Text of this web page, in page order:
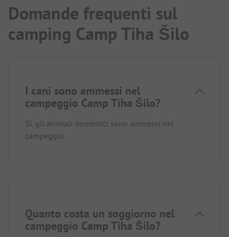
Domande frequenti sul
camping Camp Tiha Šilo
I cani sono ammessi nel
campeggio Camp Tiha Šilo?
Sì, gli animali domestici sono ammessi nel
campeggio.
Quanto costa un soggiorno nel
campeggio Camp Tiha Šilo?